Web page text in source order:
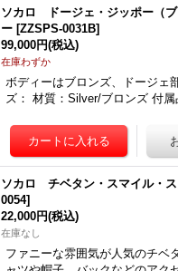
ソカロ ドージェ・ジッポー（
ー [ZZSPS-0031B]
99,000円(税込)
在庫わずか
ボディーはブロンズ、ドージェ
ズ： 材質：Silver/ブロンズ 付
ソカロ チベタン・スマイル
0054]
22,000円(税込)
在庫なし
ファニーな雰囲気が人気のチベ